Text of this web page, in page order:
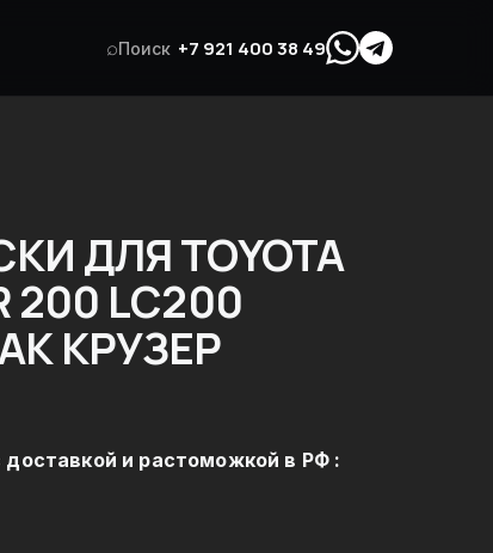
⌕Поиск +7 921 400 38 49
ДЛЯ TOYOTA
200 LC200
КРУЗЕР
доставкой и растоможкой в РФ :